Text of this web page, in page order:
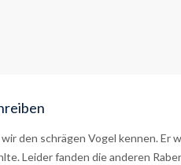
den schrägen Vogel kennen. Er
Leider fanden die anderen